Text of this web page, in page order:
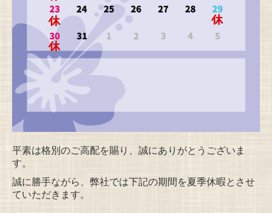
平素は格別のご高配を賜り、誠にありがとうございま
す。
誠に勝手ながら、弊社では下記の期間を夏季休暇とさせ
ていただきます。